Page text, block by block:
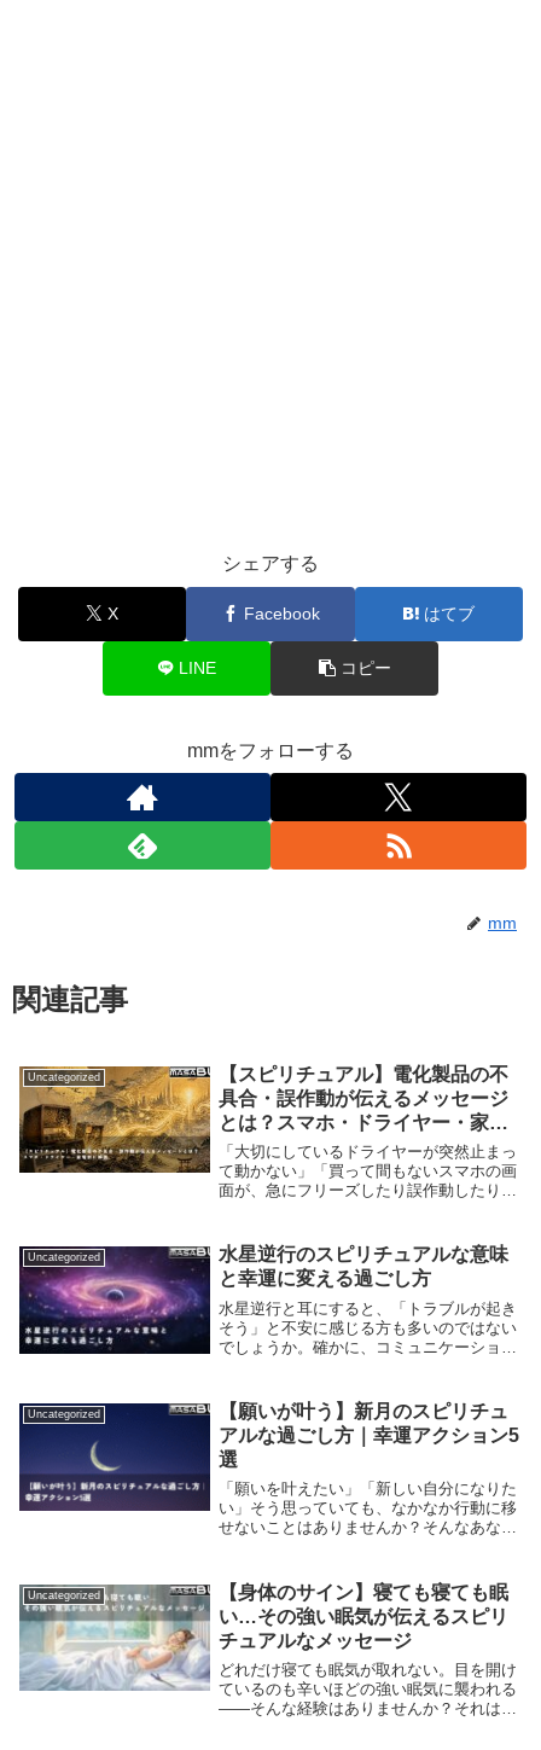
シェアする
X Facebook はてブ
LINE コピー
mmをフォローする
mm
関連記事
Uncategorized
【スピリチュアル】電化製品の不
具合・誤作動が伝えるメッセージ
とは？スマホ・ドライヤー・家電
別に解説
「大切にしているドライヤーが突然止まっ
て動かない」「買って間もないスマホの画
面が、急にフリーズしたり誤作動したりす
伝えすると、電化製品の不具合や誤作動は
決して不吉な...
Uncategorized
水星逆行のスピリチュアルな意味
と幸運に変える過ごし方
水星逆行と耳にすると、「トラブルが起き
そう」と不安に感じる方も多いのではない
でしょうか。確かに、コミュニケーション
ころ、水星逆行は自分を見つめ直し、新た
なチャンスを...
Uncategorized
【願いが叶う】新月のスピリチュ
アルな過ごし方｜幸運アクション5
選
「願いを叶えたい」「新しい自分になりた
い」そう思っていても、なかなか行動に移
せないことはありませんか？そんなあなた
「完了」のエネルギーを持つのに対し、新
月は「始まり」...
Uncategorized
【身体のサイン】寝ても寝ても眠
い…その強い眠気が伝えるスピリ
チュアルなメッセージ
どれだけ寝ても眠気が取れない。目を開け
ているのも辛いほどの強い眠気に襲われる
——そんな経験はありませんか？それは、